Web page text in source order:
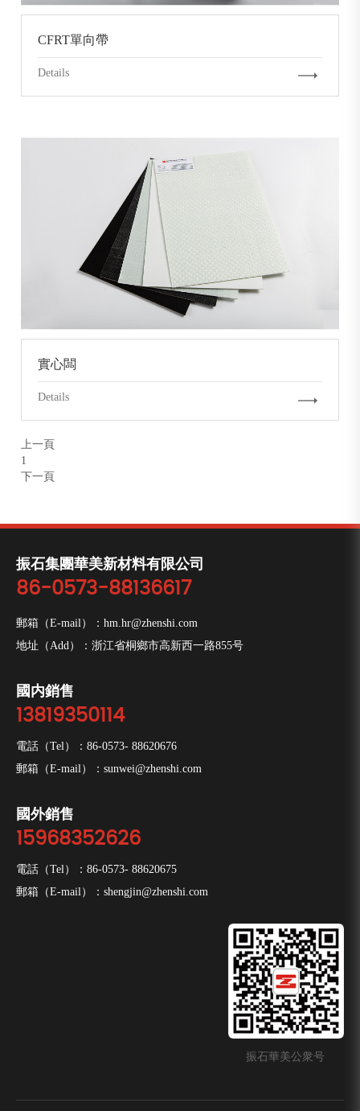
CFRT單向帶
Details
實心闆
Details
上一頁
1
下一頁
振石集團華美新材料有限公司
86-0573-88136617
郵箱（E-mail）： hm.hr@zhenshi.com
地址（Add）：浙江省桐鄉市高新西一路855号
國内銷售
13819350114
電話（Tel）： 86-0573- 88620676
郵箱（E-mail）： sunwei@zhenshi.com
國外銷售
15968352626
電話（Tel）： 86-0573- 88620675
郵箱（E-mail）： shengjin@zhenshi.com
振石華美公衆号